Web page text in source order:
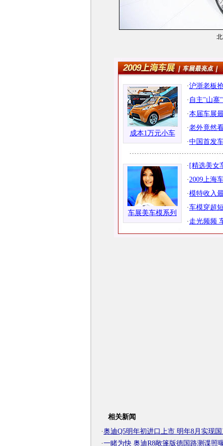
成本1万元小车
·沪浙老板
· 自主"山寨
·本届车展
·老外竟然
·中国首发
车展美车模系列
· [精选美女
·2009上海
·模特收入
·车模穿超
· 走光频频
相关新闻
·奥迪Q5明年初进口上市 明年8月实现
·一睹为快 奥迪R8敞篷版德国路测谍照